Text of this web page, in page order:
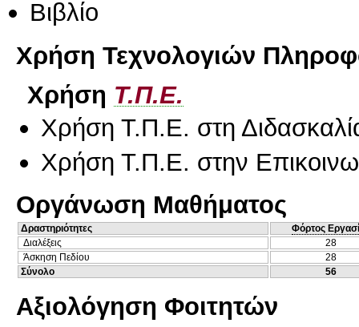
Βιβλίο
Χρήση Τεχνολογιών
Χρήση Τ.Π.Ε.
Χρήση Τ.Π.Ε. στη
Χρήση Τ.Π.Ε. στην
Οργάνωση Μαθήματος
Δραστηριότητες
Φόρτος
Διαλέξεις
28
Άσκηση Πεδίου
28
Σύνολο
56
Αξιολόγηση Φοιτητών